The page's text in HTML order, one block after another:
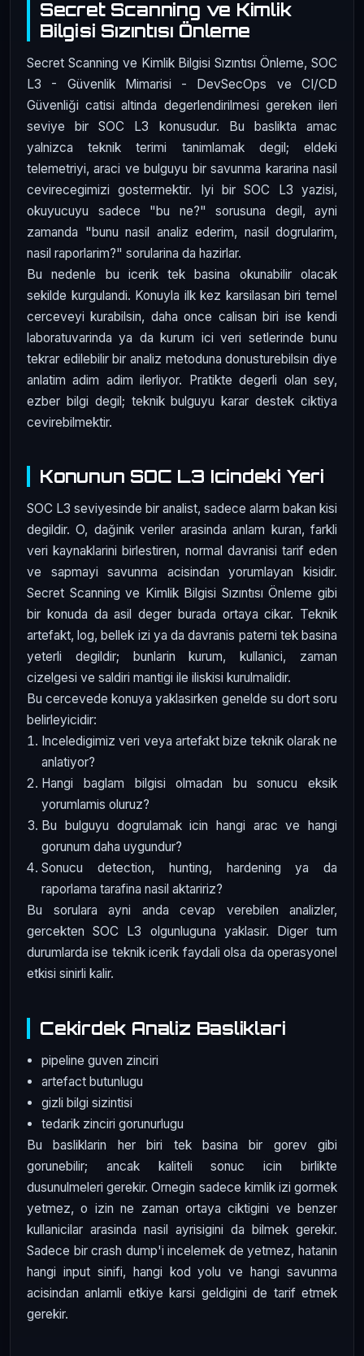
Secret Scanning ve Kimlik
Bilgisi Sızıntısı Önleme
Secret Scanning ve Kimlik Bilgisi Sızıntısı Önleme, SOC
L3 - Güvenlik Mimarisi - DevSecOps ve CI/CD
Güvenliği catisi altinda degerlendirilmesi gereken ileri
seviye bir SOC L3 konusudur. Bu baslikta amac
yalnizca teknik terimi tanimlamak degil; eldeki
telemetriyi, araci ve bulguyu bir savunma kararina nasil
cevirecegimizi gostermektir. Iyi bir SOC L3 yazisi,
okuyucuyu sadece "bu ne?" sorusuna degil, ayni
zamanda "bunu nasil analiz ederim, nasil dogrularim,
nasil raporlarim?" sorularina da hazirlar.
Bu nedenle bu icerik tek basina okunabilir olacak
sekilde kurgulandi. Konuyla ilk kez karsilasan biri temel
cerceveyi kurabilsin, daha once calisan biri ise kendi
laboratuvarinda ya da kurum ici veri setlerinde bunu
tekrar edilebilir bir analiz metoduna donusturebilsin diye
anlatim adim adim ilerliyor. Pratikte degerli olan sey,
ezber bilgi degil; teknik bulguyu karar destek ciktiya
cevirebilmektir.
Konunun SOC L3 Icindeki Yeri
SOC L3 seviyesinde bir analist, sadece alarm bakan kisi
degildir. O, dağinik veriler arasinda anlam kuran, farkli
veri kaynaklarini birlestiren, normal davranisi tarif eden
ve sapmayi savunma acisindan yorumlayan kisidir.
Secret Scanning ve Kimlik Bilgisi Sızıntısı Önleme gibi
bir konuda da asil deger burada ortaya cikar. Teknik
artefakt, log, bellek izi ya da davranis paterni tek basina
yeterli degildir; bunlarin kurum, kullanici, zaman
cizelgesi ve saldiri mantigi ile iliskisi kurulmalidir.
Bu cercevede konuya yaklasirken genelde su dort soru
belirleyicidir:
Inceledigimiz veri veya artefakt bize teknik olarak ne
anlatiyor?
Hangi baglam bilgisi olmadan bu sonucu eksik
yorumlamis oluruz?
Bu bulguyu dogrulamak icin hangi arac ve hangi
gorunum daha uygundur?
Sonucu detection, hunting, hardening ya da
raporlama tarafina nasil aktaririz?
Bu sorulara ayni anda cevap verebilen analizler,
gercekten SOC L3 olgunluguna yaklasir. Diger tum
durumlarda ise teknik icerik faydali olsa da operasyonel
etkisi sinirli kalir.
Cekirdek Analiz Basliklari
pipeline guven zinciri
artefact butunlugu
gizli bilgi sizintisi
tedarik zinciri gorunurlugu
Bu basliklarin her biri tek basina bir gorev gibi
gorunebilir; ancak kaliteli sonuc icin birlikte
dusunulmeleri gerekir. Ornegin sadece kimlik izi gormek
yetmez, o izin ne zaman ortaya ciktigini ve benzer
kullanicilar arasinda nasil ayrisigini da bilmek gerekir.
Sadece bir crash dump'i incelemek de yetmez, hatanin
hangi input sinifi, hangi kod yolu ve hangi savunma
acisindan anlamli etkiye karsi geldigini de tarif etmek
gerekir.